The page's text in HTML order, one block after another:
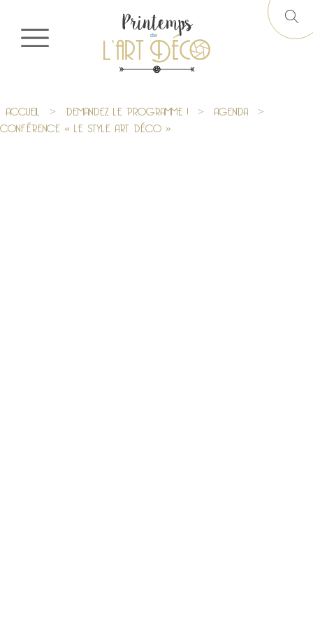
ACCUEIL > DEMANDEZ LE PROGRAMME ! > AGENDA >
CONFÉRENCE « LE STYLE ART DÉCO »